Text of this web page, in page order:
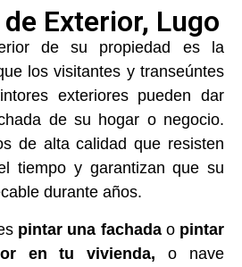
Exterior, Lugo
de su propiedad es la
los visitantes y transeúntes
exteriores pueden dar
de su hogar o negocio.
de alta calidad que resisten
tiempo y garantizan que su
durante años.
pintar una fachadao pintar
en tu vivienda, o nave